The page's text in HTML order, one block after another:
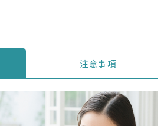
注意事項